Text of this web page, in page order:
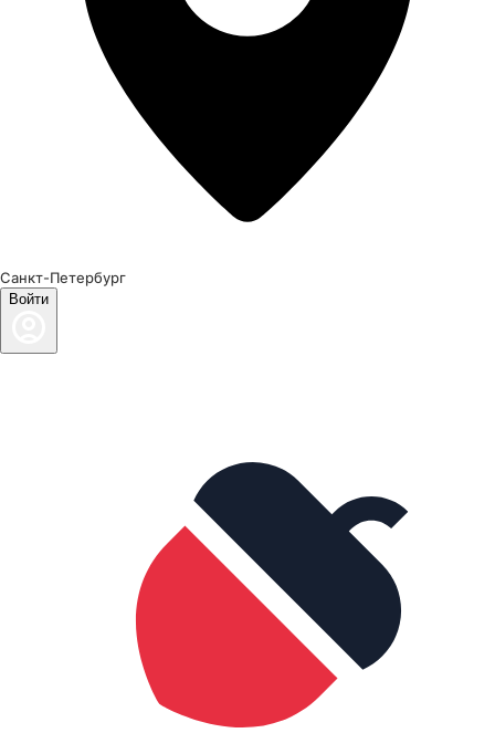
Санкт-Петербург
Войти